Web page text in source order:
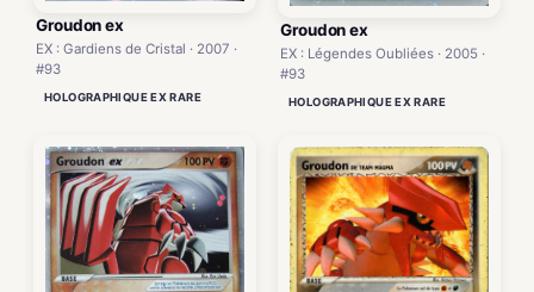
Groudon ex
EX : Gardiens de Cristal · 2007 ·
#93
HOLOGRAPHIQUE EX RARE
Groudon ex
EX : Légendes Oubliées · 2005 ·
#93
HOLOGRAPHIQUE EX RARE